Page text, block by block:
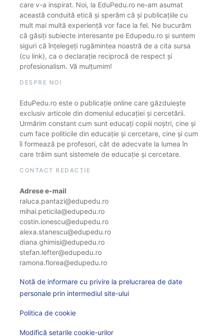
care v-a inspirat. Noi, la EduPedu.ro ne-am asumat
această conduită etică și sperăm că și publicațiile cu
mult mai multă experiență vor face la fel. Ne bucurăm
că găsiți subiecte interesante pe Edupedu.ro și suntem
siguri că înțelegeți rugămintea noastră de a cita sursa
(cu link), ca o declarație reciprocă de respect și
profesionalism. Vă mulțumim!
DESPRE NOI
EduPedu.ro este o publicație online care găzduiește
exclusiv articole din domeniul educației și cercetării.
Urmărim constant cum sunt educați copiii noștri, cine și
cum face politicile din educație și cercetare, cine și cum
îi formează pe profesori, cât de adecvate la lumea în
care trăim sunt sistemele de educație și cercetare.
CONTACT REDACȚIE
Adrese e-mail
raluca.pantazi@edupedu.ro
mihai.peticila@edupedu.ro
costin.ionescu@edupedu.ro
alexa.stanescu@edupedu.ro
diana.ghimisi@edupedu.ro
stefan.lefter@edupedu.ro
ramona.florea@edupedu.ro
Notă de informare cu privire la prelucrarea de date
personale prin intermediul site-ului
Politica de cookie
Modifică setarile cookie-urilor